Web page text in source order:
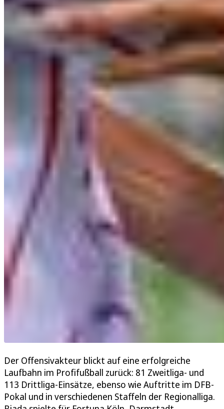
Der Offensivakteur blickt auf eine erfolgreiche
Laufbahn im Profifußball zurück: 81 Zweitliga- und
113 Drittliga-Einsätze, ebenso wie Auftritte im DFB-
Pokal und in verschiedenen Staffeln der Regionalliga.